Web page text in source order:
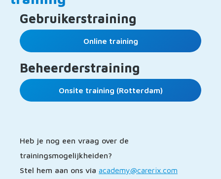
Gebruikerstraining
Online training
Beheerderstraining
Onsite training (Rotterdam)
Heb je nog een vraag over de
trainingsmogelijkheiden?
Stel hem aan ons via academy@carerix.com